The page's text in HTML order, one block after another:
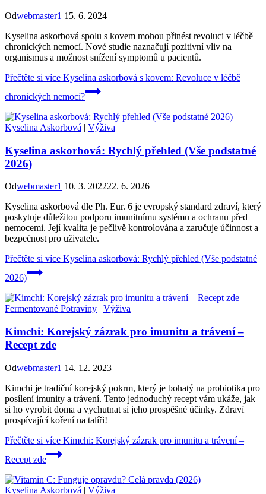
Odwebmaster1 15. 6. 2024
Kyselina askorbová spolu s kovem mohou přinést revoluci v léčbě
chronických nemocí. Nové studie naznačují pozitivní vliv na
organismus a možnost snížení symptomů u pacientů.
Přečtěte si více Kyselina askorbová s kovem: Revoluce v léčbě
chronických nemocí?
Kyselina Askorbová | Výživa
Kyselina askorbová: Rychlý přehled (Vše podstatné
2026)
Odwebmaster1 10. 3. 202222. 6. 2026
Kyselina askorbová dle Ph. Eur. 6 je evropský standard zdraví, který
poskytuje důležitou podporu imunitnímu systému a ochranu před
nemocemi. Její kvalita je pečlivě kontrolována a zaručuje účinnost a
bezpečnost pro uživatele.
Přečtěte si více Kyselina askorbová: Rychlý přehled (Vše podstatné
2026)
Fermentované Potraviny | Výživa
Kimchi: Korejský zázrak pro imunitu a trávení –
Recept zde
Odwebmaster1 14. 12. 2023
Kimchi je tradiční korejský pokrm, který je bohatý na probiotika pro
posílení imunity a trávení. Tento jednoduchý recept vám ukáže, jak
si ho vyrobit doma a vychutnat si jeho prospěšné účinky. Zdraví
prospívající koření na talíři!
Přečtěte si více Kimchi: Korejský zázrak pro imunitu a trávení –
Recept zde
Kyselina Askorbová | Výživa